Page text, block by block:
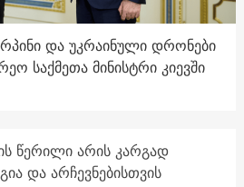
და უკრაინული დრონები
საქმეთა მინისტრი კიევში
წერილი არის კარგად
და არჩევნებისთვის